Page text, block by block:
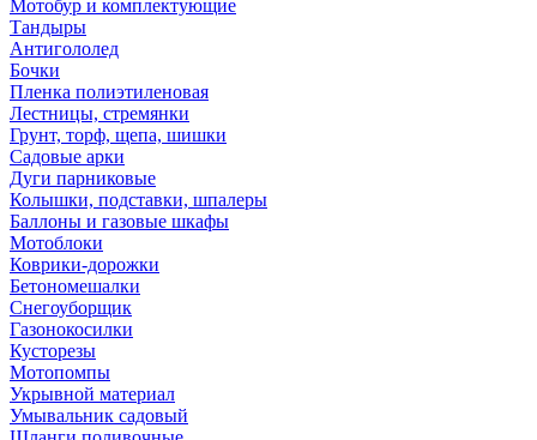
Мотобур и комплектующие
Тандыры
Антигололед
Бочки
Пленка полиэтиленовая
Лестницы, стремянки
Грунт, торф, щепа, шишки
Садовые арки
Дуги парниковые
Колышки, подставки, шпалеры
Баллоны и газовые шкафы
Мотоблоки
Коврики-дорожки
Бетономешалки
Снегоуборщик
Газонокосилки
Кусторезы
Мотопомпы
Укрывной материал
Умывальник садовый